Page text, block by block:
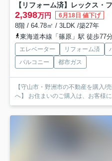
【リフォーム済】レックス
2,398万円 6月18日 値下げ
8階 / 64.78㎡ / 3LDK /築27年
東海道本線「篠原」駅 徒歩77
エレベーター リフォーム済
バルコニー
都市ガス
【守山市・野洲市の不動産を購入/
へ】 お住まいのご購入は、お客様